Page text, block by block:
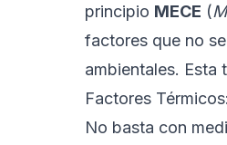
principio MECE (
factores que no
ambientales. Esta
Factores
No basta con